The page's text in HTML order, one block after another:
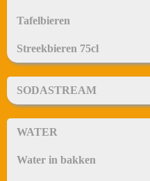
Tafelbieren
Streekbieren 75cl
SODASTREAM
WATER
Water in bakken